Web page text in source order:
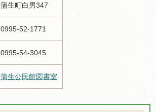
蒲生町白男347
0995-52-1771
0995-54-3045
蒲生公民館図書室